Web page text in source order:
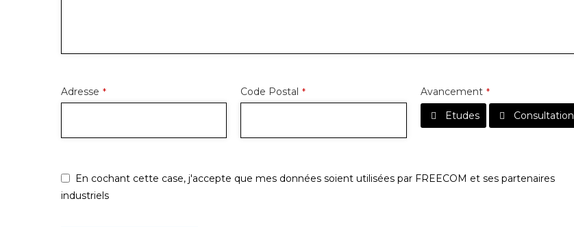
Adresse * Code Postal * Avancement *
Etudes Consultation
En cochant cette case, j'accepte que mes données soient utilisées par FREECOM et ses partenaires
industriels